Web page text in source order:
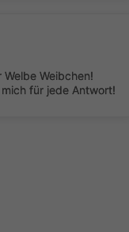
Weibchen!
für jede Antwort!